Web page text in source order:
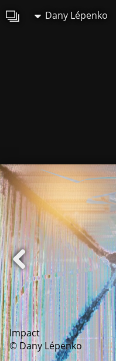
Dany Lépenko
Impact
© Dany Lépenko